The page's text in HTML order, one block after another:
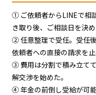
① ご依頼者からLINEで相
き取り後、ご相談日を決め
② 任意整理で受任。受任
依頼者への直接の請求を止
③ 費用は分割で積み立て
解交渉を始めた。
④ 年金の前倒し受給が可